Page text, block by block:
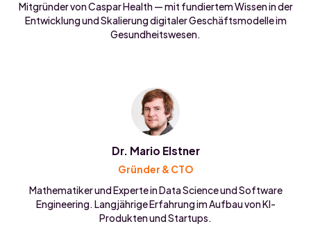
Mitgründer von Caspar Health — mit fundiertem Wissen in der
Entwicklung und Skalierung digitaler Geschäftsmodelle im
Gesundheitswesen.
Dr. Mario Elstner
Gründer & CTO
Mathematiker und Experte in Data Science und Software
Engineering. Langjährige Erfahrung im Aufbau von KI-
Produkten und Startups.